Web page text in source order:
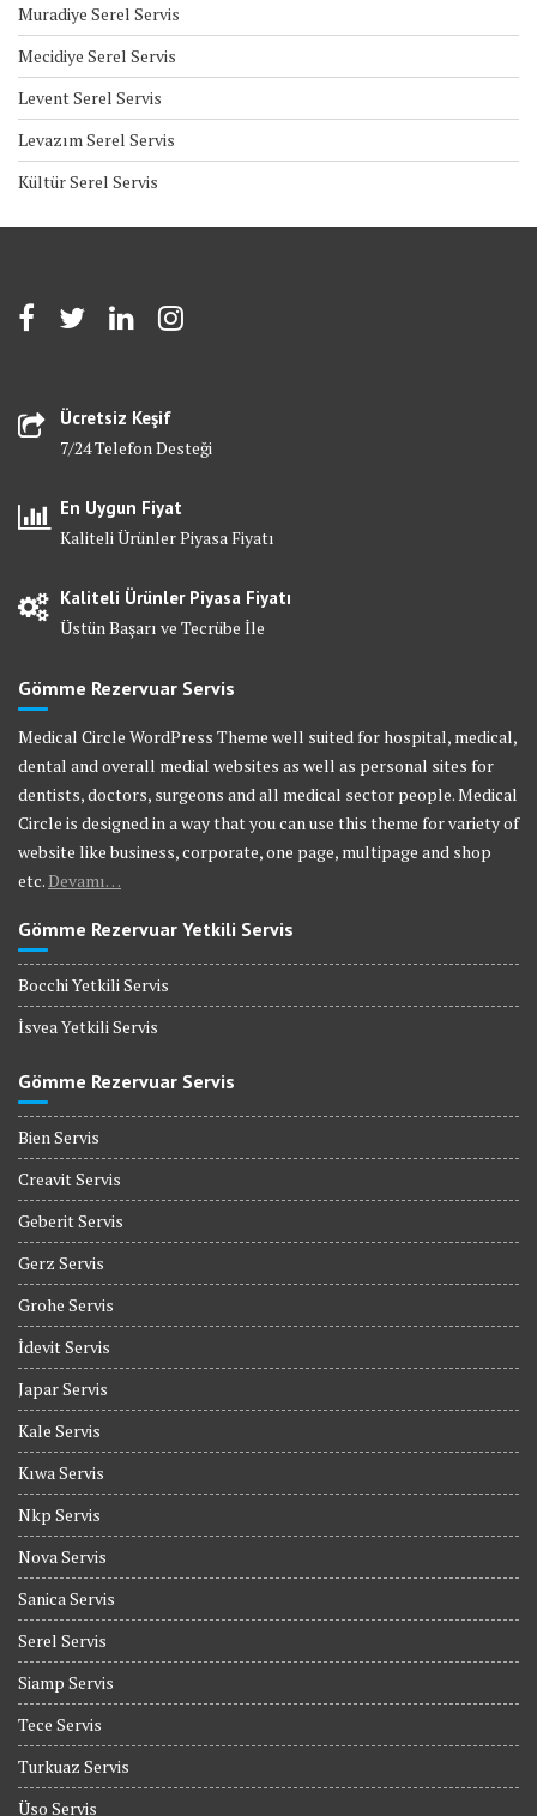
Muradiye Serel Servis
Mecidiye Serel Servis
Levent Serel Servis
Levazım Serel Servis
Kültür Serel Servis
Ücretsiz Keşif
7/24 Telefon Desteği
En Uygun Fiyat
Kaliteli Ürünler Piyasa Fiyatı
Kaliteli Ürünler Piyasa Fiyatı
Üstün Başarı ve Tecrübe İle
Gömme Rezervuar Servis
Medical Circle WordPress Theme well suited for hospital, medical,
dental and overall medial websites as well as personal sites for
dentists, doctors, surgeons and all medical sector people. Medical
Circle is designed in a way that you can use this theme for variety of
website like business, corporate, one page, multipage and shop
etc. Devamı…
Gömme Rezervuar Yetkili Servis
Bocchi Yetkili Servis
İsvea Yetkili Servis
Gömme Rezervuar Servis
Bien Servis
Creavit Servis
Geberit Servis
Gerz Servis
Grohe Servis
İdevit Servis
Japar Servis
Kale Servis
Kıwa Servis
Nkp Servis
Nova Servis
Sanica Servis
Serel Servis
Siamp Servis
Tece Servis
Turkuaz Servis
Üso Servis